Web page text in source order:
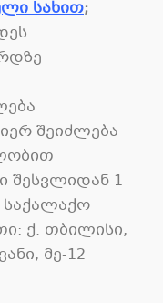
სახით;
შეიძლება
შესვლიდან 1
საქალაქო
ქ. თბილისი,
მე-12